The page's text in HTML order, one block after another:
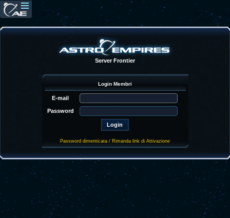
Server Frontier
Login Membri
E-mail
Password
Password dimenticata / Rimanda link di Attivazione